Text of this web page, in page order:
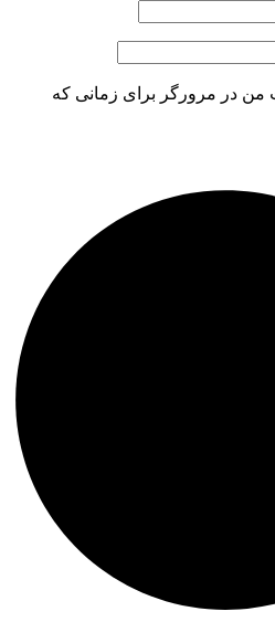
من در مرورگر برای زمانی که